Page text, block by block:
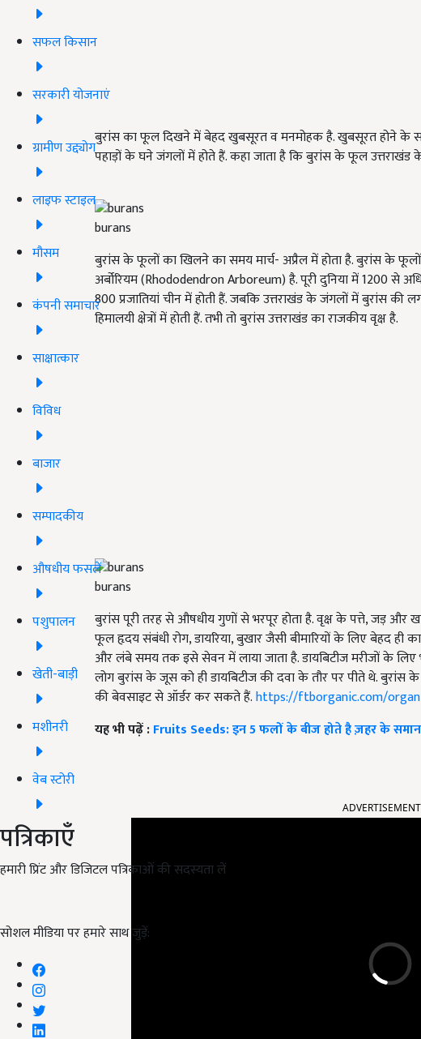
सफल किसान
सरकारी योजनाएं
ग्रामीण उद्द्योग
लाइफ स्टाइल
मौसम
कंपनी समाचार
साक्षात्कार
विविध
बाजार
सम्पादकीय
औषधीय फसलें
पशुपालन
खेती-बाड़ी
मशीनरी
वेब स्टोरी
पत्रिकाएँ
हमारी प्रिंट और डिजिटल पत्रिकाओं की सदस्यता लें
सोशल मीडिया पर हमारे साथ जुड़ें:
बुरांस का फूल दिखने में बेहद खुबसूरत व मनमोहक है. खुबसूरत होने के
पहाड़ों के घने जंगलों में होते हैं. कहा जाता है कि बुरांस के फूल
burans
बुरांस के फूलों का खिलने का समय मार्च- अप्रैल में होता है. बुरांस के फूलों
अर्बोरियम (Rhododendron Arboreum) है. पूरी दुनिया में 1200 से
800 प्रजातियां चीन में होती हैं. जबकि उत्तराखंड के जंगलों में बुरांस की
हिमालयी क्षेत्रों में होती हैं. तभी तो बुरांस उत्तराखंड का राजकीय वृक्ष है.
burans
बुरांस पूरी तरह से औषधीय गुणों से भरपूर होता है. वृक्ष के पत्ते, जड़ और
फूल हृदय संबंधी रोग, डायरिया, बुखार जैसी बीमारियों के लिए बेहद ही
और लंबे समय तक इसे सेवन में लाया जाता है. डायबिटीज मरीजों के लिए
लोग बुरांस के जूस को ही डायबिटीज की दवा के तौर पर पीते थे.
की बेवसाइट से ऑर्डर कर सकते हैं.https://ftborganic.com/
यह भी पढ़ें :Fruits Seeds: इन 5 फलों के बीज होते है ज़हर के